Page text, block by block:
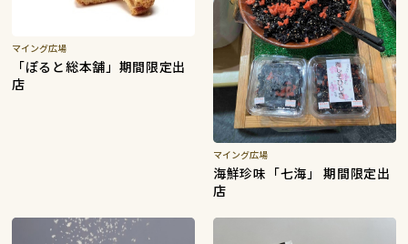
マイング広場
「ぽると総本舗」期間限定出
店
マイング広場
海鮮珍味「七海」 期間限定出
店